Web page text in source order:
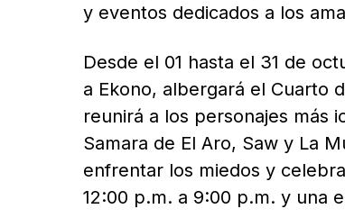
y eventos dedicados a los
Desde el 01 hasta el 31 de
a Ekono, albergará el Cuarto
reunirá a los personajes más
Samara de El Aro, Saw y La
enfrentar los miedos y
12:00 p.m. a 9:00 p.m. y una